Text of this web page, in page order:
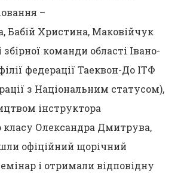
–
Бабій Христина, Маковійчук
збірної команди області Івано-
федерації Таеквон-До ІТФ
з Національним статусом),
інструктора
Олександра Дмитрува,
офіційний щорічний
і отримали відповідну